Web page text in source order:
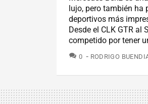
lujo, pero también ha
deportivos más
Desde el CLK GTR al
competido por tener
0 COMENTARIOS
RODRIGO